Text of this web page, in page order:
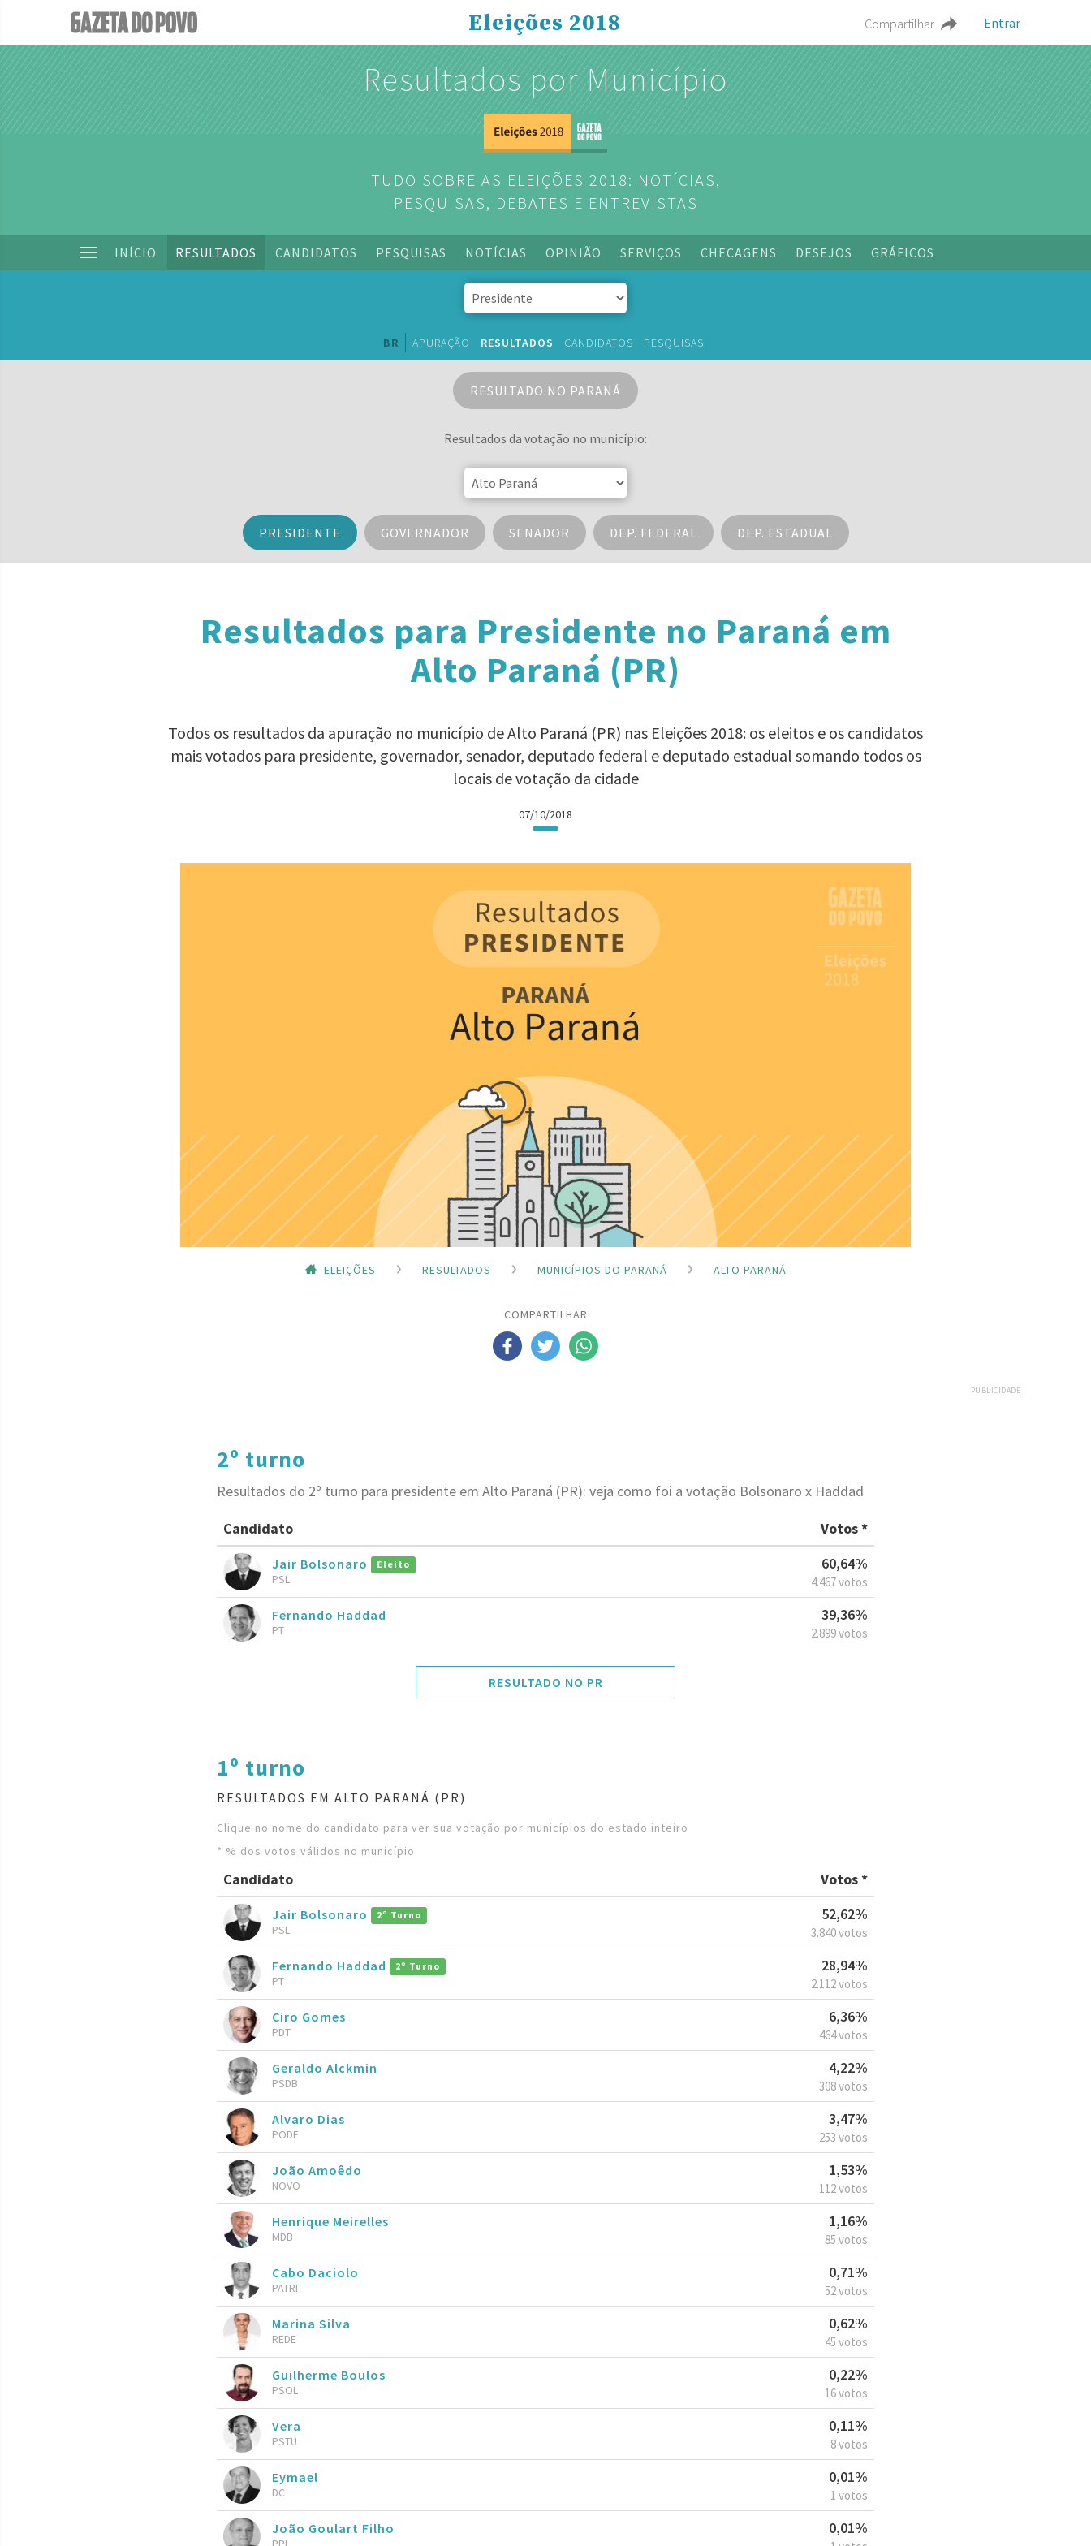
Compartilhar Entrar
Eleições 2018
Resultados por Município
TUDO SOBRE AS ELEIÇÕES 2018: NOTÍCIAS,
PESQUISAS, DEBATES E ENTREVISTAS
INÍCIO RESULTADOS CANDIDATOS PESQUISAS NOTÍCIAS OPINIÃO SERVIÇOS CHECAGENS DESEJOS GRÁFICOS
BR APURAÇÃO RESULTADOS CANDIDATOS PESQUISAS
RESULTADO NO PARANÁ
Resultados da votação no município:
PRESIDENTE GOVERNADOR SENADOR DEP. FEDERAL DEP. ESTADUAL
Resultados para Presidente no Paraná em
Alto Paraná (PR)
Todos os resultados da apuração no município de Alto Paraná (PR) nas Eleições 2018: os eleitos e os candidatos
mais votados para presidente, governador, senador, deputado federal e deputado estadual somando todos os
locais de votação da cidade
07/10/2018
ELEIÇÕES RESULTADOS MUNICÍPIOS DO PARANÁ ALTO PARANÁ
COMPARTILHAR
PUBLICIDADE
2º turno
Resultados do 2º turno para presidente em Alto Paraná (PR): veja como foi a votação Bolsonaro x Haddad
Candidato
Votos *
Jair Bolsonaro Eleito
PSL
60,64%
4.467 votos
Fernando Haddad
PT
39,36%
2.899 votos
RESULTADO NO PR
1º turno
RESULTADOS EM ALTO PARANÁ (PR)
Clique no nome do candidato para ver sua votação por municípios do estado inteiro
* % dos votos válidos no município
Candidato Votos *
Jair Bolsonaro 2º Turno
PSL
52,62%
3.840 votos
Fernando Haddad 2º Turno
PT
28,94%
2.112 votos
Ciro Gomes
PDT
6,36%
464 votos
Geraldo Alckmin
PSDB
4,22%
308 votos
Alvaro Dias
PODE
3,47%
253 votos
João Amoêdo
NOVO
1,53%
112 votos
Henrique Meirelles
MDB
1,16%
85 votos
Cabo Daciolo
PATRI
0,71%
52 votos
Marina Silva
REDE
0,62%
45 votos
Guilherme Boulos
PSOL
0,22%
16 votos
Vera
PSTU
0,11%
8 votos
Eymael
DC
0,01%
1 votos
João Goulart Filho 0,01%